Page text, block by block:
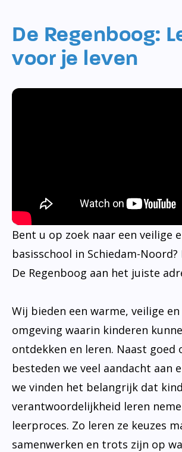
De Regenboog:
voor je leven
Bent u op zoek naar een veilige
basisschool in Schiedam-
De Regenboog aan het juiste
Wij bieden een warme, veilige
omgeving waarin kinderen
ontdekken en leren. Naast goed
besteden we veel aandacht aan
we vinden het belangrijk dat
verantwoordelijkheid leren
leerproces. Zo leren ze keuzes
samenwerken en trots zijn op